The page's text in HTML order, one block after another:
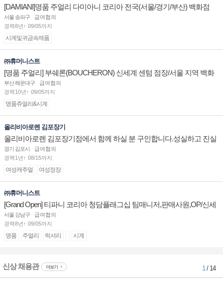
[DAMIANI]명품 주얼리 다미아니 코리아 전국(서울/경기/부산) 백화점
부점장/판매사원 채용
서울 송파구
급여협의
경력8년↑ 09/05까지
시계및귀금속제품
㈜휴머니스트
[명품 주얼리] 부쉐론(BOUCHERON) 신세계 센텀 점장/서울 지역 백화
점 판매사원 채용
부산 해운대구
급여협의
경력10년↑ 09/05까지
명품쥬얼리&시계
올리비아로렌 김포장기
올리비아로렌 김포장기점에서 함께 하실 분 구인합니다.성실하고 진실
된 마음 하나면 됩니다.
경기 김포시
급여협의
경력1년↑ 08/15까지
여성캐주얼 여성정장
㈜휴머니스트
[Grand Open] 티파니 코리아 청담플래그십 팀매니저,판매사원,OP/신세
계대전 판매사원 채용
서울 강남구
급여협의
경력8년↑ 09/05까지
명품 주얼리 럭셔리 시계
신상 채용관 더보기 1/ 14